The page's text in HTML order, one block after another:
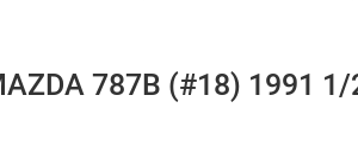
787B (#18) 1991